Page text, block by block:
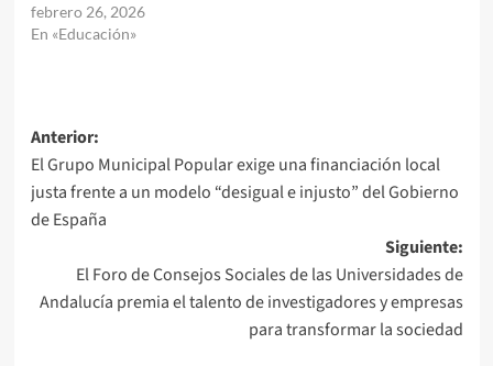
febrero 26, 2026
En «Educación»
Navegación
de
entradas
Anterior:
El Grupo Municipal Popular exige una financiación local
justa frente a un modelo “desigual e injusto” del Gobierno
de España
Siguiente:
El Foro de Consejos Sociales de las Universidades de
Andalucía premia el talento de investigadores y empresas
para transformar la sociedad